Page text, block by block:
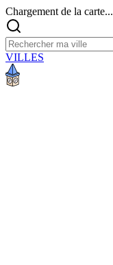
Chargement de la carte...
VILLES